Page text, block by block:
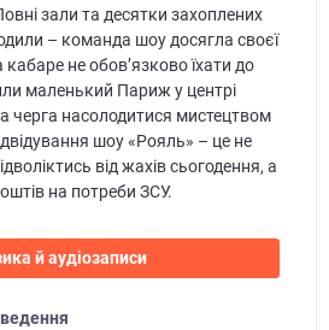
зали та десятки захоплених
– команда шоу досягла своєї
не обов’язково їхати до
маленький Париж у центрі
черга насолодитися мистецтвом
шоу «Рояль» – це не
від жахів сьогодення, а
на потреби ЗСУ.
й аудіозаписи